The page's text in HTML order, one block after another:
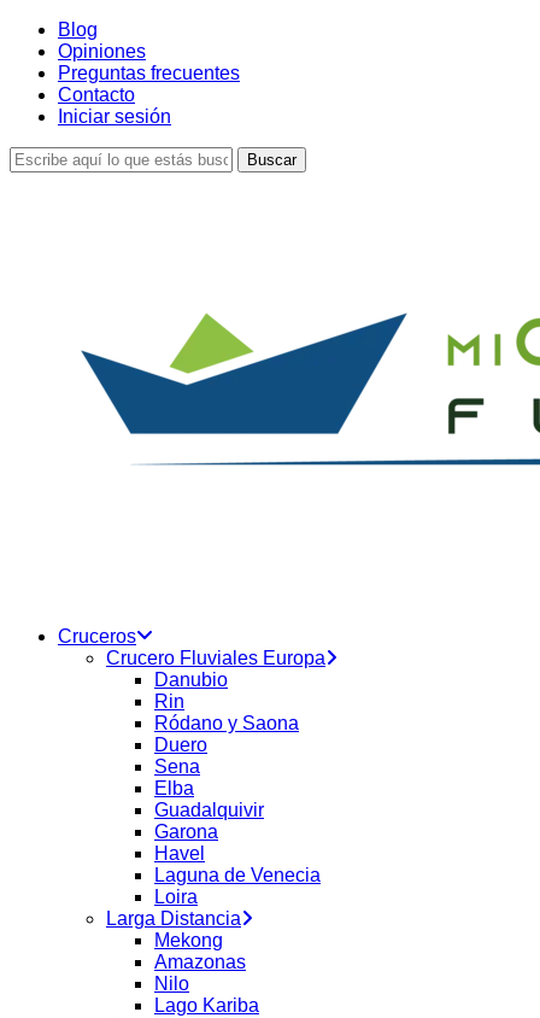
Skip
main
content
Blog
Opiniones
Preguntas frecuentes
Contacto
Iniciar sesión
Buscar
buscar
Menu Cruceros
Crucero Fluviales Europa
Danubio
Rin
Ródano y Saona
Duero
Sena
Elba
Guadalquivir
Garona
Havel
Laguna de Venecia
Loira
Larga Distancia
Mekong
Amazonas
Nilo
Lago Kariba